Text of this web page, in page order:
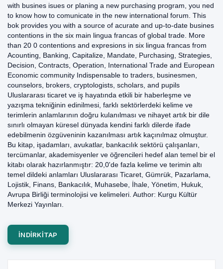
with busines isues or planing a new purchasing program, you ned
to know how to comunicate in the new international forum. This
bok provides you with a source of acurate and up-to-date busines
contentions in the six main lingua francas of global trade. More
than 20 0 contentions and expresions in six lingua francas from
Acounting, Banking, Capitalize, Mandate, Purchasing, Strategies,
Decision, Contracts, Operation, International Trade and European
Economic community Indispensable to traders, businesmen,
counselors, brokers, cryptologists, scholars, and pupils
Uluslararası ticaret ve iş hayatında etkili bir haberleşme ve
yazışma tekniğinin edinilmesi, farklı sektörlerdeki kelime ve
terimlerin anlamlarının doğru kulanılması ve nihayet artık bir dile
sınırlı olmayan küresel dünyada kendini farklı dilerde ifade
edebilmenin özgüveninin kazanılması artık kaçınılmaz olmuştur.
Bu kitap, işadamları, avukatlar, bankacılık sektörü çalışanları,
tercümanlar, akademisyenler ve öğrencileri hedef alan temel bir el
kitabı olarak hazırlanmıştır: 20,0'de fazla kelime ve terimin altı
temel dildeki anlamları Uluslararası Ticaret, Gümrük, Pazarlama,
Lojistik, Finans, Bankacılık, Muhasebe, İhale, Yönetim, Hukuk,
Avrupa Birliği terminolojisi ve kelimeleri. Author: Kurgu Kültür
Merkezi Yayınları.
INDIRKITAP